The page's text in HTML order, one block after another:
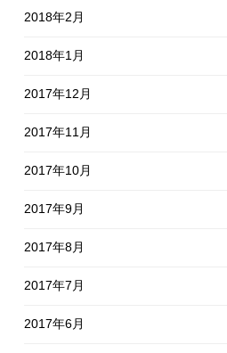
2018年2月
2018年1月
2017年12月
2017年11月
2017年10月
2017年9月
2017年8月
2017年7月
2017年6月